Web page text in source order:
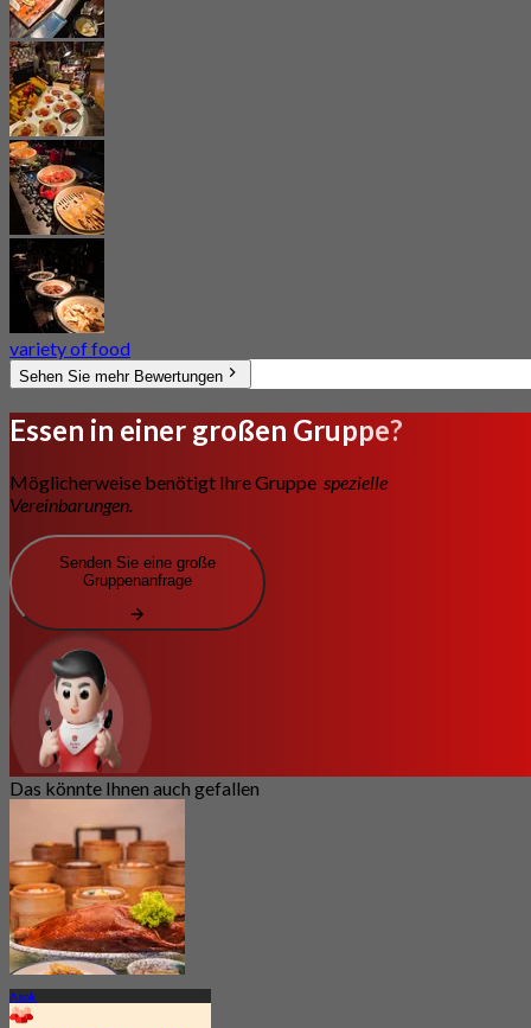
variety of food
Sehen Sie mehr Bewertungen
Essen in einer großen Gruppe?
Möglicherweise benötigt Ihre Gruppe spezielle
Vereinbarungen.
Senden Sie eine große
Gruppenanfrage
Das könnte Ihnen auch gefallen
Asok